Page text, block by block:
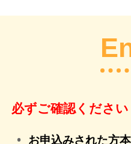
必ずご確認ください
お申込みされた方